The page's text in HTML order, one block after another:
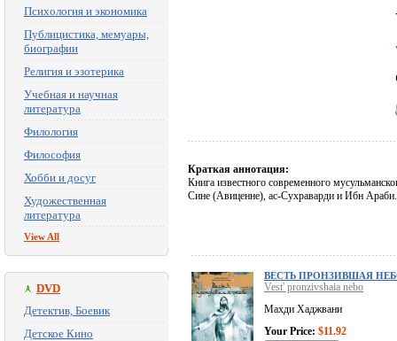
Психология и экономика
Публицистика, мемуары,
биографии
Религия и эзотерика
Учебная и научная
литература
Филология
Философия
Хобби и досуг
Художественная
литература
View All
DVD
Детектив, Боевик
Детское Кино
Краткая аннотация:
Книга известного современного
Сине (Авиценне), ас-Сухраварди и Ибн
ВЕСТЬ ПРОНЗИВШАЯ
Vest' pronzivshaia nebo
Махди Хаджвани
Your Price: $11.92